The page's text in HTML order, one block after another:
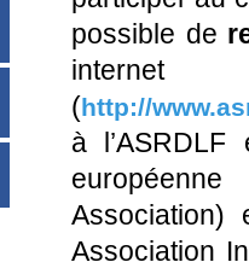
possible de
(http://
à
Association)
Association